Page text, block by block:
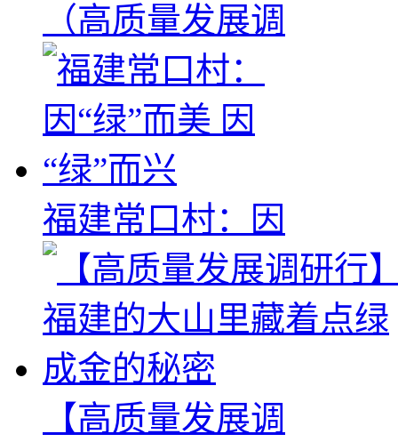
（高质量发展调
福建常口村：因
【高质量发展调